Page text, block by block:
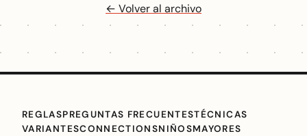
← Volver al archivo
REGLASPREGUNTAS FRECUENTESTÉCNICAS
VARIANTESCONNECTIONSNIÑOSMAYORES